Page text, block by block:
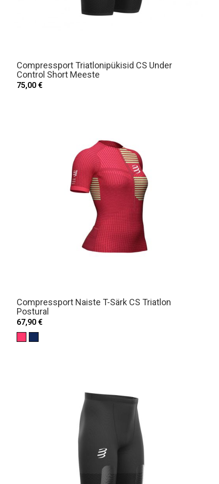
Compressport Triatlonipükisid CS Under
Control Short Meeste
75,00 €
Compressport Naiste T-Särk CS Triatlon
Postural
67,90 €